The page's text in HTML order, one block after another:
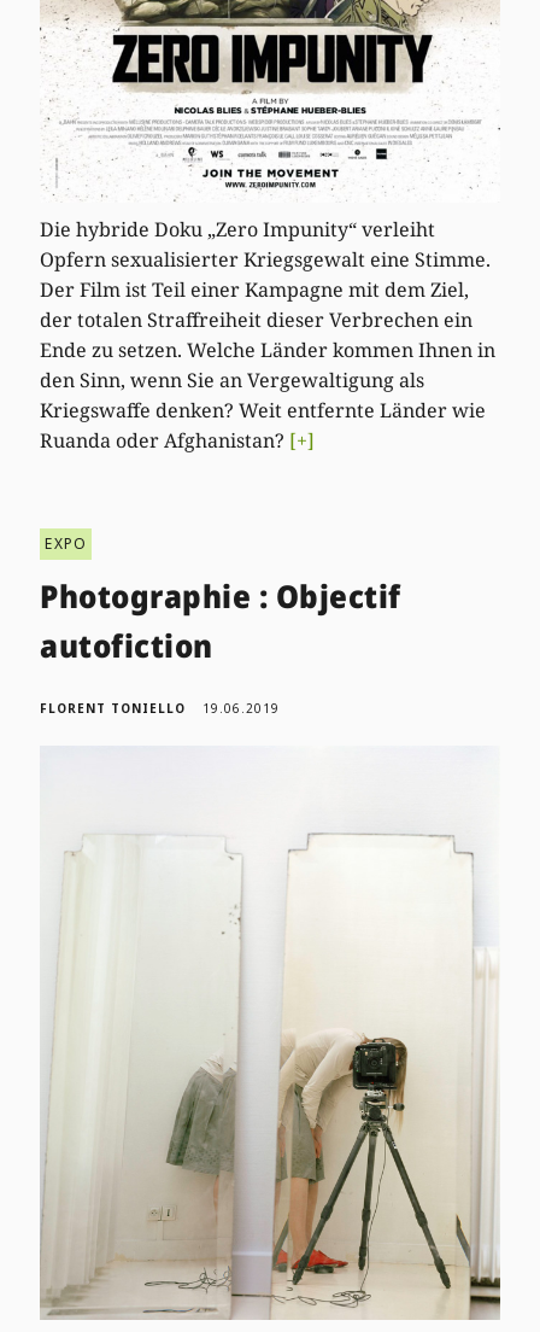
Die hybride Doku „Zero Impunity“ verleiht
Opfern sexualisierter Kriegsgewalt eine Stimme.
Der Film ist Teil einer Kampagne mit dem Ziel,
der totalen Straffreiheit dieser Verbrechen ein
Ende zu setzen. Welche Länder kommen Ihnen in
den Sinn, wenn Sie an Vergewaltigung als
Kriegswaffe denken? Weit entfernte Länder wie
Ruanda oder Afghanistan? [+]
EXPO
Photographie : Objectif
autofiction
FLORENT TONIELLO 19.06.2019